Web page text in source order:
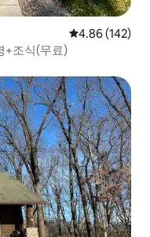
평점 4.86점(5
4.86 (142)
+조식(무료)